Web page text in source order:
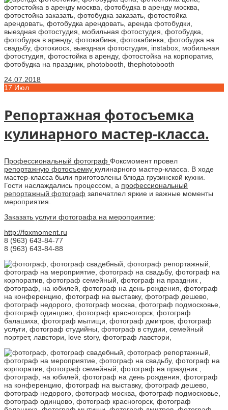
24.07.2018
17 Июл
Репортажная фотосъемка
кулинарного мастер-класса.
Профессиональный фотограф Фоксмомент провел
репортажную фотосъемку кулинарного мастер-класса. В ходе
мастер-класса были приготовлены блюда грузинской кухни.
Гости наслаждались процессом, а профессиональный
репортажный фотограф запечатлел яркие и важные моменты
мероприятия.
Заказать услуги фотографа на мероприятие:
http://foxmoment.ru
8 (963) 643-84-77
8 (963) 643-84-88